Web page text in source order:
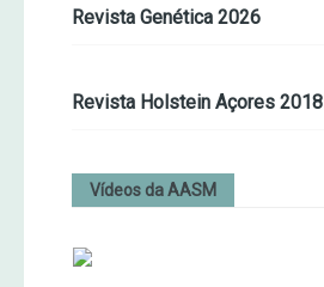
Revista Genética 2026
Revista Holstein Açores 2018
Vídeos da AASM